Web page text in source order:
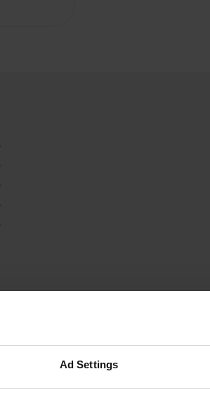
Ad Settings